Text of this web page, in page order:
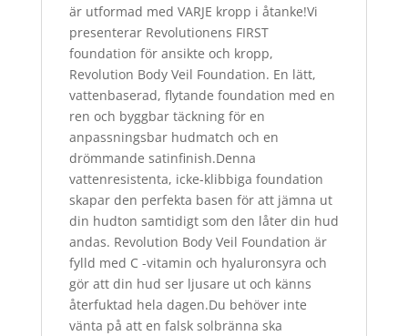
är utformad med VARJE kropp i åtanke!Vi
presenterar Revolutionens FIRST
foundation för ansikte och kropp,
Revolution Body Veil Foundation. En lätt,
vattenbaserad, flytande foundation med en
ren och byggbar täckning för en
anpassningsbar hudmatch och en
drömmande satinfinish.Denna
vattenresistenta, icke-klibbiga foundation
skapar den perfekta basen för att jämna ut
din hudton samtidigt som den låter din hud
andas. Revolution Body Veil Foundation är
fylld med C -vitamin och hyaluronsyra och
gör att din hud ser ljusare ut och känns
återfuktad hela dagen.Du behöver inte
vänta på att en falsk solbränna ska